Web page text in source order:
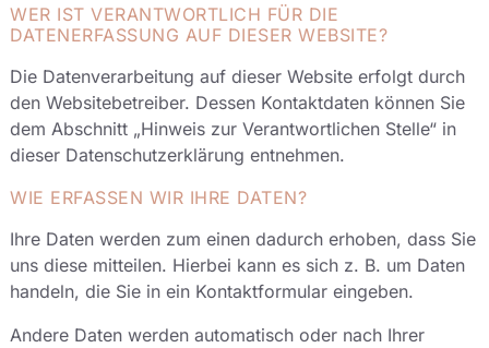
WER IST VERANTWORTLICH FÜR DIE
DATENERFASSUNG AUF DIESER WEBSITE?
Die Datenverarbeitung auf dieser Website erfolgt durch
den Websitebetreiber. Dessen Kontaktdaten können Sie
dem Abschnitt „Hinweis zur Verantwortlichen Stelle“ in
dieser Datenschutzerklärung entnehmen.
WIE ERFASSEN WIR IHRE DATEN?
Ihre Daten werden zum einen dadurch erhoben, dass Sie
uns diese mitteilen. Hierbei kann es sich z. B. um Daten
handeln, die Sie in ein Kontaktformular eingeben.
Andere Daten werden automatisch oder nach Ihrer